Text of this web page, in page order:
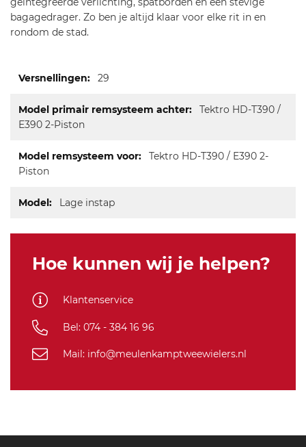
bagagedrager. Zo ben je altijd klaar voor elke rit in en
rondom de stad.
informatie
29
Tektro HD-T390 /
E390 2-Piston
Tektro HD-T390 / E390 2-
Piston
Lage instap
Hoe kunnen wij je helpen?
Klantenservice
Bel: 074 - 384 16 96
Mail: info@meulenkamptweewielers.nl